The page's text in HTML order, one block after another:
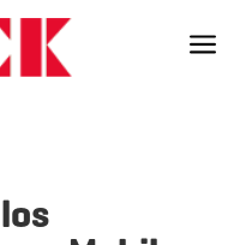
a